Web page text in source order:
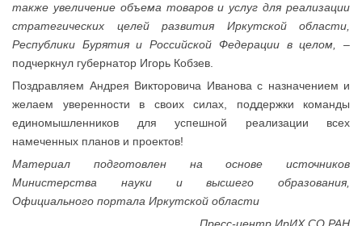
также увеличение объема товаров и услуг для реализации
стратегических целей развития Иркутской области,
Республики Бурятия и Российской Федерации в целом, –
подчеркнул губернатор Игорь Кобзев.
Поздравляем Андрея Викторовича Иванова с назначением и
желаем уверенности в своих силах, поддержки команды
единомышленников для успешной реализации всех
намеченных планов и проектов!
Материал подготовлен на основе источников
Министерства науки и высшего образования,
Официального портала Иркутской области